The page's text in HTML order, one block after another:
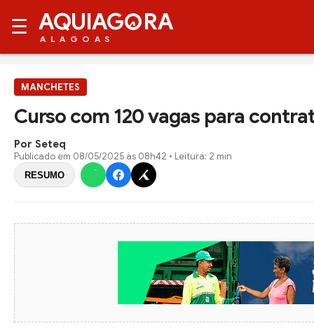
☰ AQUIAG RA
ALAGOAS
MANCHETES
Curso com 120 vagas para
Por Seteq
Publicado em 08/05/2025 às 08h42 • Leitura: 2 min
RESUMO